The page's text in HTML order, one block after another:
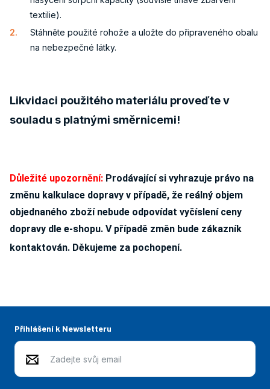
textilie).
Stáhněte použité rohože a uložte do připraveného obalu
na nebezpečné látky.
Likvidaci použitého materiálu proveďte v
souladu s platnými směrnicemi!
Důležité upozornění: Prodávající si vyhrazuje právo na
změnu kalkulace dopravy v případě, že reálný objem
objednaného zboží nebude odpovídat vyčíslení ceny
dopravy dle e-shopu. V případě změn bude zákazník
kontaktován. Děkujeme za pochopení.
Přihlášení k Newsletteru